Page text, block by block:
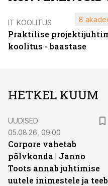
IT KOOLITUS
Praktilise
koolitus - baastase
8
HETKEL KUUM
UUDISED
05.08.26, 09:00
Corpore vahetab
põlvkonda | Janno
Toots annab juhtimise
uutele inimestele ja teeb